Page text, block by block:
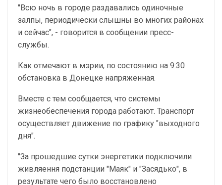
"Всю ночь в городе раздавались одиночные
залпы, периодически слышны во многих районах
и сейчас", - говорится в сообщении пресс-
службы.
Как отмечают в мэрии, по состоянию на 9:30
обстановка в Донецке напряженная.
Вместе с тем сообщается, что системы
жизнеобеспечения города работают. Транспорт
осуществляет движение по графику "выходного
дня".
"За прошедшие сутки энергетики подключили
живляення подстанции "Маяк" и "Засядько", в
результате чего было восстановлено